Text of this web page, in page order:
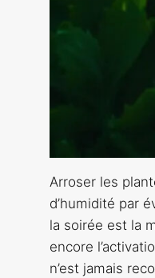
Arroser les
d’humidité par
la soirée est la
encore
n’est jamais